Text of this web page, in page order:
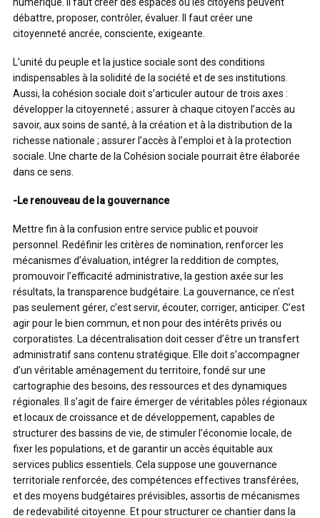
débattre, proposer, contrôler, évaluer. Il faut créer une
citoyenneté ancrée, consciente, exigeante.
L’unité du peuple et la justice sociale sont des conditions
indispensables à la solidité de la société et de ses institutions.
Aussi, la cohésion sociale doit s’articuler autour de trois axes :
développer la citoyenneté ; assurer à chaque citoyen l’accès au
savoir, aux soins de santé, à la création et à la distribution de la
richesse nationale ; assurer l’accès à l’emploi et à la protection
sociale. Une charte de la Cohésion sociale pourrait être élaborée
dans ce sens.
-Le renouveau de la gouvernance
Mettre fin à la confusion entre service public et pouvoir
personnel. Redéfinir les critères de nomination, renforcer les
mécanismes d’évaluation, intégrer la reddition de comptes,
promouvoir l’efficacité administrative, la gestion axée sur les
résultats, la transparence budgétaire. La gouvernance, ce n’est
pas seulement gérer, c’est servir, écouter, corriger, anticiper. C’est
agir pour le bien commun, et non pour des intérêts privés ou
corporatistes. La décentralisation doit cesser d’être un transfert
administratif sans contenu stratégique. Elle doit s’accompagner
d’un véritable aménagement du territoire, fondé sur une
cartographie des besoins, des ressources et des dynamiques
régionales. Il s’agit de faire émerger de véritables pôles régionaux
et locaux de croissance et de développement, capables de
structurer des bassins de vie, de stimuler l’économie locale, de
fixer les populations, et de garantir un accès équitable aux
services publics essentiels. Cela suppose une gouvernance
territoriale renforcée, des compétences effectives transférées,
et des moyens budgétaires prévisibles, assortis de mécanismes
de redevabilité citoyenne. Et pour structurer ce chantier dans la